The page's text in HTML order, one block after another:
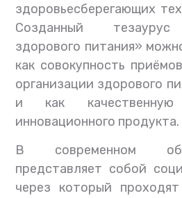
здоровьесберегающих
Созданный тезаурус
здорового питания»
как совокупность
организации здорового
и как качественную
инновационного продукта.
В современном
представляет собой
через который